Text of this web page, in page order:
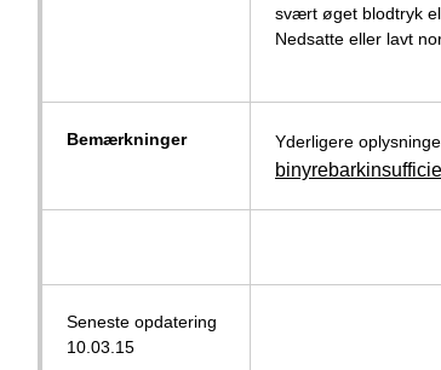
svært øget blodtryk
Nedsatte eller lavt
Bemærkninger Yderligere
Seneste opdatering
10.03.15